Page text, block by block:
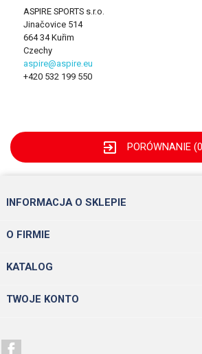
ASPIRE SPORTS s.r.o.
Jinačovice 514
664 34 Kuřim
Czechy
aspire@aspire.eu
+420 532 199 550
exit_to_app PORÓWNANIE (
INFORMACJA O SKLEPIE
O FIRMIE
KATALOG
TWOJE KONTO